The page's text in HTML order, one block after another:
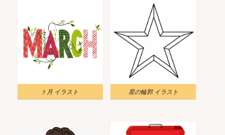
3 月 イラスト 星の輪郭 イラスト